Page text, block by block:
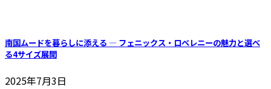
品
南国ムードを暮らしに添える ― フェニックス・ロベレニーの魅力と選べ
る4サイズ展開
2025年7月3日